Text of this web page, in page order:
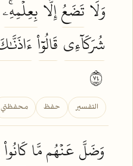
وَلَا تَضَعُإِلَّا بِعِلۡمِهِۦۚ
شُرَكَآءِي قَالُوٓاْ
التفسير حفظ محفظتي
وَضَلَّعَنۡهُم مَّاكَانُواْ